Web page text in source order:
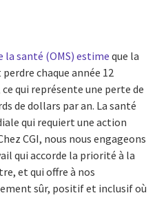
santé (OMS) estime que la
chaque année 12
qui représente une perte de
de dollars par an. La santé
qui requiert une action
CGI, nous nous engageons
qui accorde la priorité à la
et qui offre à nos
sûr, positif et inclusif où